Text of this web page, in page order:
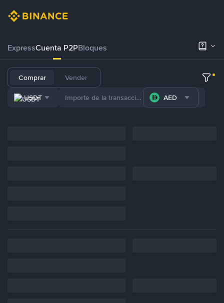
ExpressCuenta P2PBloques
Comprar Vender
USDT AED